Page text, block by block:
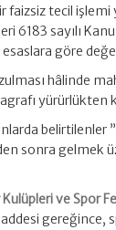
faizsiz tecil işlemi
6183 sayılı
göre
hâlinde
yürürlükten
belirtilenler
sonra gelmek
Kulüpleri ve Spor
gereğince,